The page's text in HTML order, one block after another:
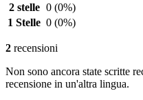
2 stelle 0 (0%)
1 Stelle 0 (0%)
2 recensioni
Non sono ancora state scritte
recensione in un'altra lingua.